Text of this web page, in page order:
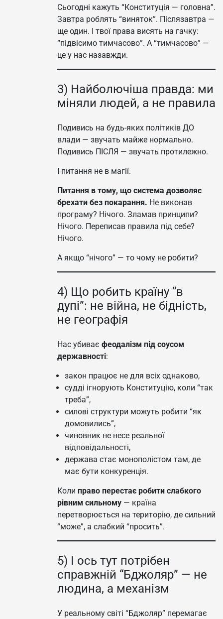
Сьогодні кажуть “Конституція — головна”.
Завтра роблять “виняток”. Післязавтра —
ще один. І твої права висять на гачку:
“підвісимо тимчасово”. А “тимчасово” —
це у нас назавжди.
3) Найболючіша правда: ми
міняли людей, а не правила
Подивись на будь-яких політиків ДО
влади — звучать майже нормально.
Подивись ПІСЛЯ — звучать протилежно.
І питання не в магії.
Питання в тому, що система дозволяє
брехати без покарання. Не виконав
програму? Нічого. Зламав принципи?
Нічого. Переписав правила під себе?
Нічого.
А якщо “нічого” — то чому не робити?
4) Що робить країну “в
дупі”: не війна, не бідність,
не географія
Нас убиває феодалізм під соусом
державності:
закон працює не для всіх однаково,
судді ігнорують Конституцію, коли “так
треба”,
силові структури можуть робити “як
домовились”,
чиновник не несе реальної
відповідальності,
держава стає монополістом там, де
має бути конкуренція.
Коли право перестає робити слабкого
рівним сильному — країна
перетворюється на територію, де сильний
“може”, а слабкий “просить”.
5) І ось тут потрібен
справжній “Бджоляр” — не
людина, а механізм
У реальному світі “Бджоляр” перемагає